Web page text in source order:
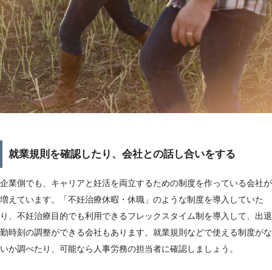
就業規則を確認したり、会社との話し合いをする
企業側でも、キャリアと妊活を両立するための制度を作っている会社が
増えています。「不妊治療休暇・休職」のような制度を導入していた
り、不妊治療目的でも利用できるフレックスタイム制を導入して、出退
勤時刻の調整ができる会社もあります。就業規則などで使える制度がな
いか調べたり、可能なら人事労務の担当者に確認しましょう。